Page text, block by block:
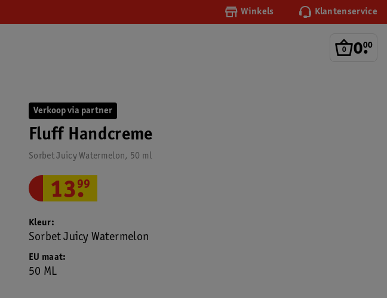
Winkels Klantenservice
0.
00
Verkoop via partner
Fluff Handcreme
Sorbet Juicy Watermelon, 50 ml
13.
99
EU maat
50 ML
Kleur
Sorbet Juicy Watermelon